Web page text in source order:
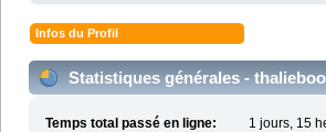
Infos du Profil
Statistiques générales -
Temps total passé en ligne:
1 jours, 15